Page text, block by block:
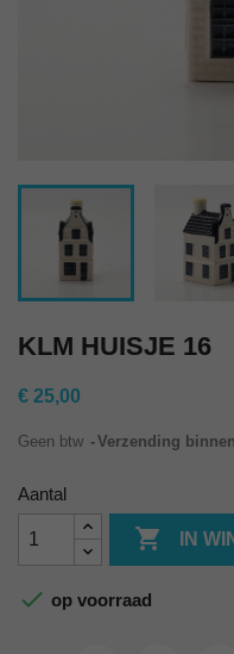
KLM HUISJE 16
€ 25,00
Geen btw Verzending
Aantal
 IN
 op voorraad